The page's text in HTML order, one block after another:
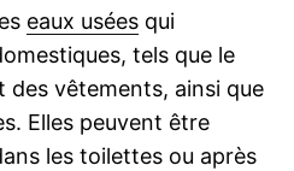
eaux uséesqui
tels que le
des vêtements, ainsi que
Elles peuvent être
les toilettes ou après